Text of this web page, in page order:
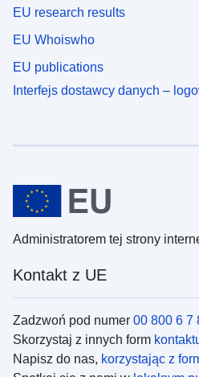
EU research results
EU Whoiswho
EU publications
Interfejs dostawcy danych –
Administratorem tej strony
Kontakt z UE
Zadzwoń pod numer 00 800 6 7
Skorzystaj z innych form
Napisz do nas, korzystając z